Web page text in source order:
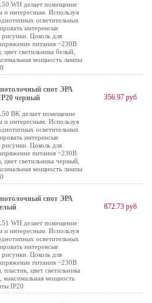
WH делает помещение
и интересным. Используя
осветительных
интеренсые
рисунки. Цоколь для
питания ~230В
светильника белый,
мощность лампы
спот ЭРА
черный
BK делает помещение
и интересным. Используя
осветительных
интеренсые
рисунки. Цоколь для
питания ~230В
светильника черный,
мощность лампы
356.97 руб
спот ЭРА
WH делает помещение
и интересным. Используя
осветительных
интеренсые
рисунки. Цоколь для
питания ~230В
цвет светильника
мощность
IP20
872.73 руб